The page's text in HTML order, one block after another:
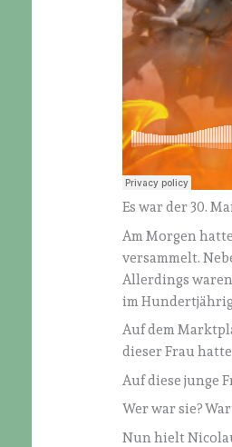
Es war der 30.
Am Morgen
versammelt.
Allerdings
im
Auf dem
dieser Frau
Auf diese junge
Wer war sie?
Nun hielt